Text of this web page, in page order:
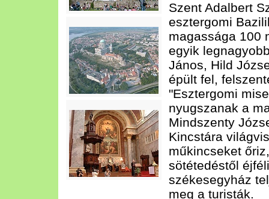
Szent Adalbert
esztergomi
magassága 100
egyik
János, Hild
épült fel,
"Esztergomi
nyugszanak a
Mindszenty
Kincstára
műkincseket
sötétedéstől
székesegyház
meg a turisták.